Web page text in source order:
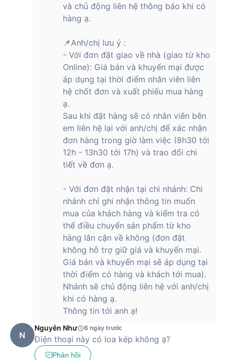
và chủ động liên hệ thông báo khi có
hàng ạ.
📌Anh/chị lưu ý :
- Với đơn đặt giao về nhà (giao từ kho
Online): Giá bán và khuyến mại được
áp dụng tại thời điểm nhân viên liên
hệ chốt đơn và xuất phiếu mua hàng
ạ.
Sau khi đặt hàng sẽ có nhân viên bên
em liên hệ lại với anh/chị để xác nhận
đơn hàng trong giờ làm việc (8h30 tới
12h - 13h30 tới 17h) và trao đổi chi
tiết về đơn ạ.
- Với đơn đặt nhận tại chi nhánh: Chi
nhánh chỉ ghi nhận thông tin muốn
mua của khách hàng và kiểm tra có
thể điều chuyển sản phẩm từ kho
hàng lân cận về không (đơn đặt
không hỗ trợ giữ giá và khuyến mại.
Giá bán và khuyến mại sẽ áp dụng tại
thời điểm có hàng và khách tới mua).
Nhánh sẽ chủ động liên hệ với anh/chị
khi có hàng ạ.
Thông tin tới anh ạ!
N
Nguyễn Như 6 ngày trước
Điện thoại này có loa kép không ạ?
Phản hồi